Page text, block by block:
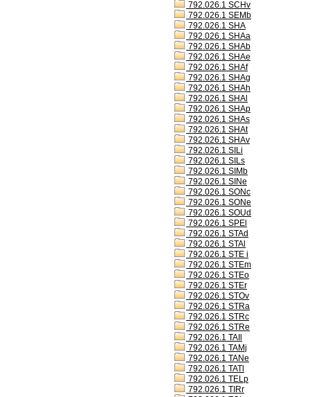
792.026.1 SCHv
792.026.1 SEMb
792.026.1 SHA
792.026.1 SHAa
792.026.1 SHAb
792.026.1 SHAe
792.026.1 SHAf
792.026.1 SHAg
792.026.1 SHAh
792.026.1 SHAl
792.026.1 SHAp
792.026.1 SHAs
792.026.1 SHAt
792.026.1 SHAv
792.026.1 SILi
792.026.1 SILs
792.026.1 SIMb
792.026.1 SINe
792.026.1 SONc
792.026.1 SONe
792.026.1 SOUd
792.026.1 SPEl
792.026.1 STAd
792.026.1 STAl
792.026.1 STE i
792.026.1 STEm
792.026.1 STEo
792.026.1 STEr
792.026.1 STOv
792.026.1 STRa
792.026.1 STRc
792.026.1 STRe
792.026.1 TAIl
792.026.1 TAMj
792.026.1 TANe
792.026.1 TATl
792.026.1 TELp
792.026.1 TIRr